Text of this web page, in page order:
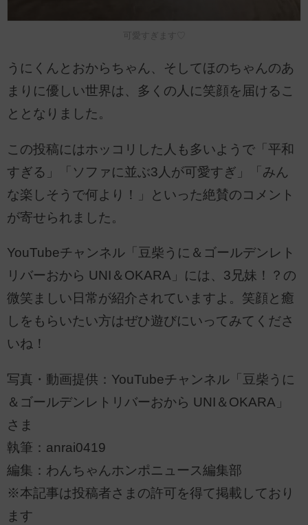
可愛すぎます♡
うにくんとおからちゃん、そしてほのちゃんのあ
まりに優しい世界は、多くの人に笑顔を届けるこ
ととなりました。
この投稿にはホッコリした人も多いようで「平和
すぎる」「ソファに並ぶ3人が可愛すぎ」「みん
な楽しそうで何より！」といった絶賛のコメント
が寄せられました。
YouTubeチャンネル「豆柴うに＆ゴールデンレト
リバーおから UNI＆OKARA」には、3兄妹！？の
微笑ましい日常が紹介されていますよ。笑顔と癒
しをもらいたい方はぜひ遊びにいってみてくださ
いね！
写真・動画提供：YouTubeチャンネル「豆柴うに
＆ゴールデンレトリバーおから UNI＆OKARA」
さま
執筆：anrai0419
編集：わんちゃんホンポニュース編集部
※本記事は投稿者さまの許可を得て掲載しており
ます